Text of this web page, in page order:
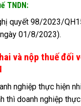
TNDN:
quyết 98/2023/
01/8/2023).
và nộp thuế đối
nghiệp thực hiện
thì doanh nghiệp